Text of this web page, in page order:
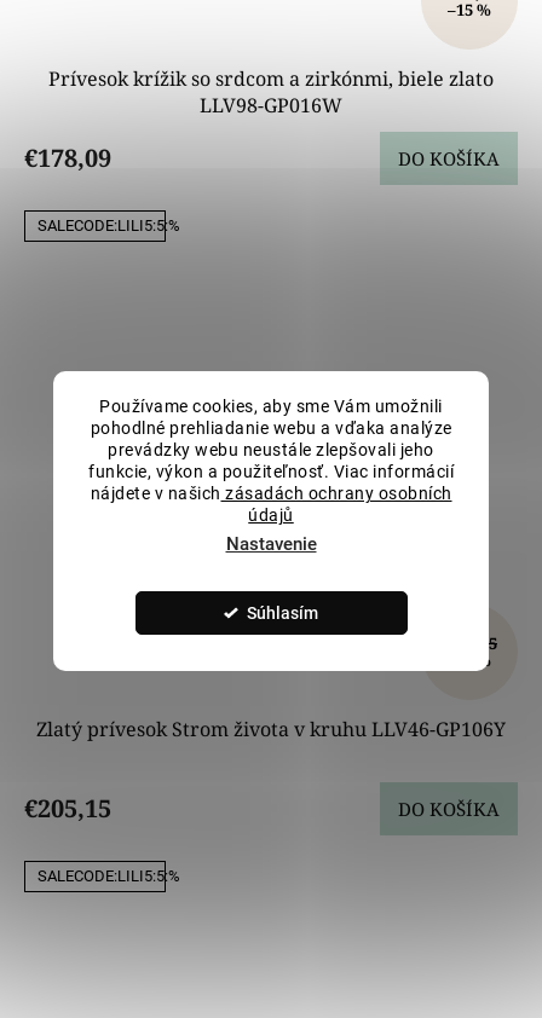
Používame cookies, aby sme Vám umožnili
pohodlné prehliadanie webu a vďaka analýze
prevádzky webu neustále zlepšovali jeho
funkcie, výkon a použiteľnosť. Viac informácií
nájdete v našich zásadách ochrany osobních
údajů
Nastavenie
Súhlasím
–15 %
Prívesok krížik so srdcom a zirkónmi, biele zlato
LLV98-GP016W
€178,09 DO KOŠÍKA
SALECODE:LILI5:5:%
€241,35
–15 %
Zlatý prívesok Strom života v kruhu LLV46-GP106Y
€205,15 DO KOŠÍKA
SALECODE:LILI5:5:%